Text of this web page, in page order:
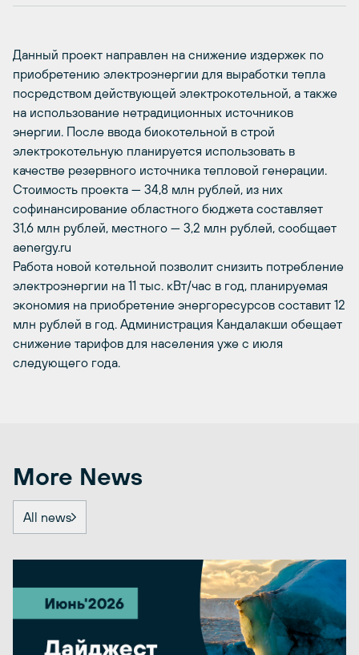
Данный проект направлен на снижение издержек по
приобретению электроэнергии для выработки тепла
посредством действующей электрокотельной, а также
на использование нетрадиционных источников
энергии. После ввода биокотельной в строй
электрокотельную планируется использовать в
качестве резервного источника тепловой генерации.
Стоимость проекта — 34,8 млн рублей, из них
софинансирование областного бюджета составляет
31,6 млн рублей, местного — 3,2 млн рублей, сообщает
aenergy.ru
Работа новой котельной позволит снизить потребление
электроэнергии на 11 тыс. кВт/час в год, планируемая
экономия на приобретение энергоресурсов составит 12
млн рублей в год. Администрация Кандалакши обещает
снижение тарифов для населения уже с июля
следующего года.
More News
All news